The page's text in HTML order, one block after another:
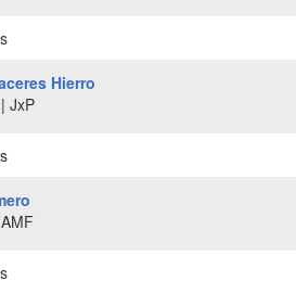
Hierro
JxP